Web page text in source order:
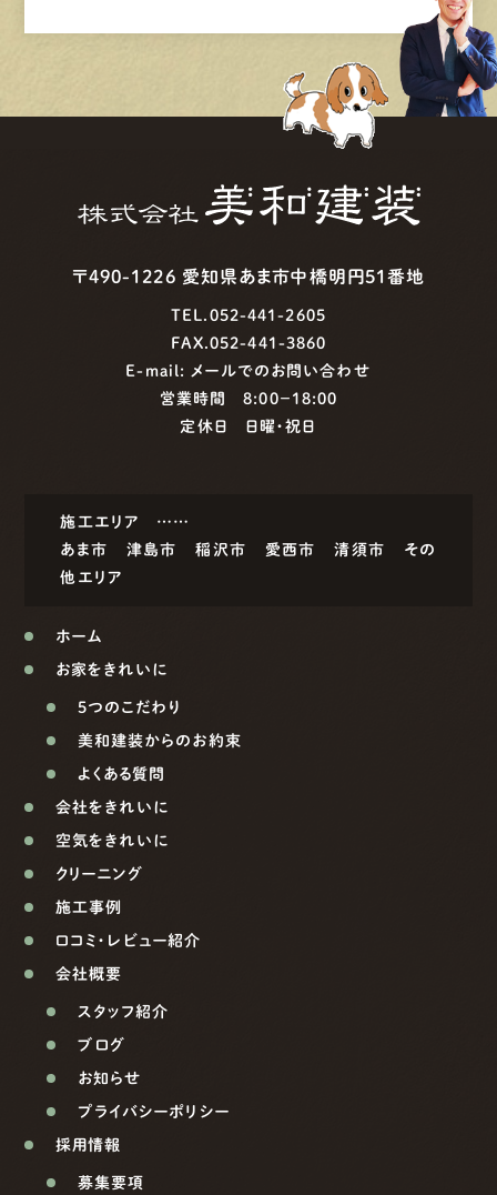
〒490-1226 愛知県あま市中橋明円51番地
TEL.052-441-2605
FAX.052-441-3860
E-mail: メールでのお問い合わせ
営業時間 8:00−18:00
定休日 日曜・祝日
施工エリア ……
あま市
津島市 稲沢市 愛西市 清須市
その
他エリア
ホーム
お家をきれいに
5つのこだわり
美和建装からのお約束
よくある質問
会社をきれいに
空気をきれいに
クリーニング
施工事例
口コミ・レビュー紹介
会社概要
スタッフ紹介
ブログ
お知らせ
プライバシーポリシー
採用情報
募集要項